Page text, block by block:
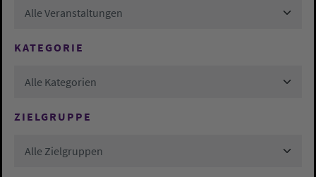
Alle Veranstaltungen
KATEGORIE
Alle Kategorien
ZIELGRUPPE
Alle Zielgruppen